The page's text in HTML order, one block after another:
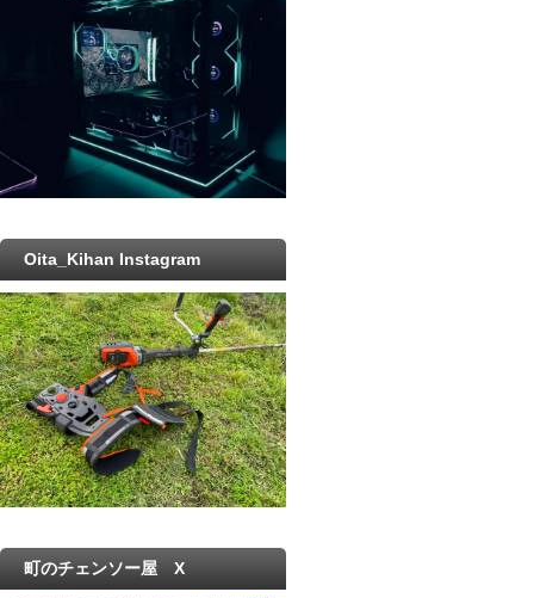
Oita_Kihan Instagram
町のチェンソー屋 X